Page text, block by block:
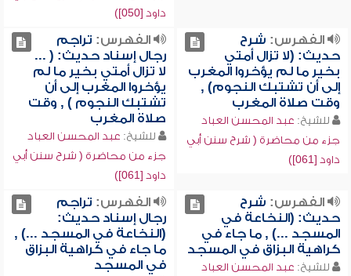
داود [050])
الفهرس: شرح
حديث: (لا تزال أمتي
بخير ما لم يؤخروا المغرب
إلى أن تشتبك النجوم) ,
وقت صلاة المغرب
للشيخ: عبد المحسن العباد
جزء من محاضرة ( شرح سنن أبي
داود [061])
الفهرس: تراجم
رجال إسناد حديث: ( ...
لا تزال أمتي بخير ما لم
يؤخروا المغرب إلى أن
تشتبك النجوم ) , وقت
صلاة المغرب
للشيخ: عبد المحسن العباد
جزء من محاضرة ( شرح سنن أبي
داود [061])
الفهرس: شرح
حديث: (النخاعة في
المسجد ...) , ما جاء في
كراهية البزاق في المسجد
للشيخ: عبد المحسن العباد
الفهرس: تراجم
رجال إسناد حديث:
(النخاعة في المسجد ...) ,
ما جاء في كراهية البزاق
في المسجد